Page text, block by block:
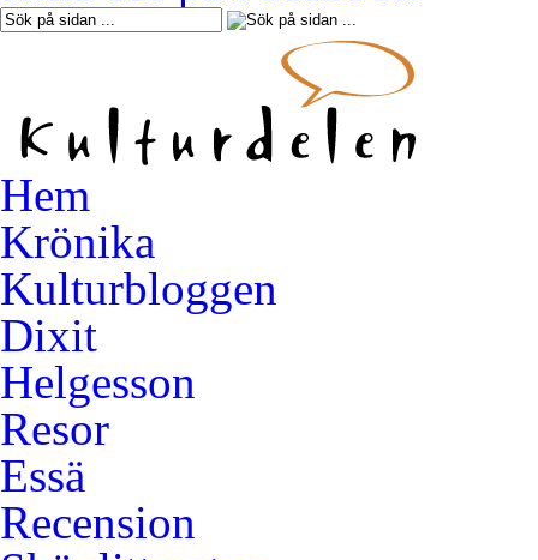
Hem
Krönika
Kulturbloggen
Dixit
Helgesson
Resor
Essä
Recension